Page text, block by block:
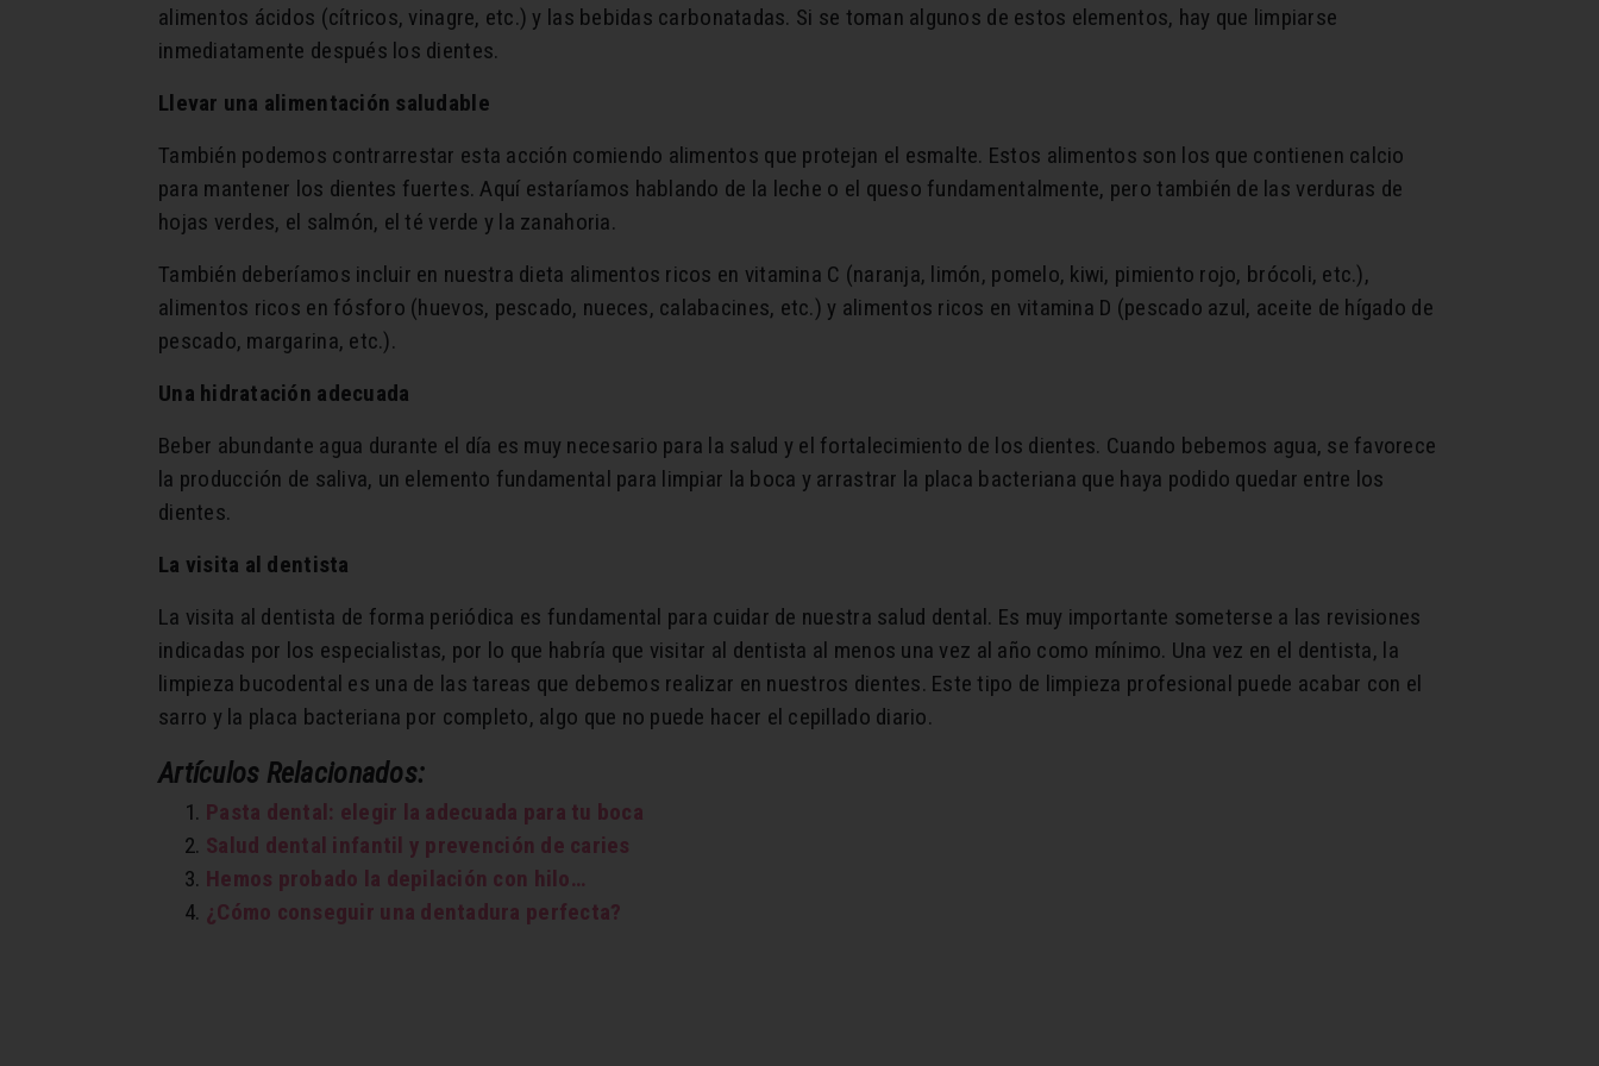
alimentos ácidos (cítricos, vinagre, etc.) y las bebidas carbonatadas. Si se toman algunos de estos elementos, hay que limpiarse
inmediatamente después los dientes.
Llevar una alimentación saludable
También podemos contrarrestar esta acción comiendo alimentos que protejan el esmalte. Estos alimentos son los que contienen calcio
para mantener los dientes fuertes. Aquí estaríamos hablando de la leche o el queso fundamentalmente, pero también de las verduras de
hojas verdes, el salmón, el té verde y la zanahoria.
También deberíamos incluir en nuestra dieta alimentos ricos en vitamina C (naranja, limón, pomelo, kiwi, pimiento rojo, brócoli, etc.),
alimentos ricos en fósforo (huevos, pescado, nueces, calabacines, etc.) y alimentos ricos en vitamina D (pescado azul, aceite de hígado de
pescado, margarina, etc.).
Una hidratación adecuada
Beber abundante agua durante el día es muy necesario para la salud y el fortalecimiento de los dientes. Cuando bebemos agua, se favorece
la producción de saliva, un elemento fundamental para limpiar la boca y arrastrar la placa bacteriana que haya podido quedar entre los
dientes.
La visita al dentista
La visita al dentista de forma periódica es fundamental para cuidar de nuestra salud dental. Es muy importante someterse a las revisiones
indicadas por los especialistas, por lo que habría que visitar al dentista al menos una vez al año como mínimo. Una vez en el dentista, la
limpieza bucodental es una de las tareas que debemos realizar en nuestros dientes. Este tipo de limpieza profesional puede acabar con el
sarro y la placa bacteriana por completo, algo que no puede hacer el cepillado diario.
Artículos Relacionados:
Pasta dental: elegir la adecuada para tu boca
Salud dental infantil y prevención de caries
Hemos probado la depilación con hilo…
¿Cómo conseguir una dentadura perfecta?